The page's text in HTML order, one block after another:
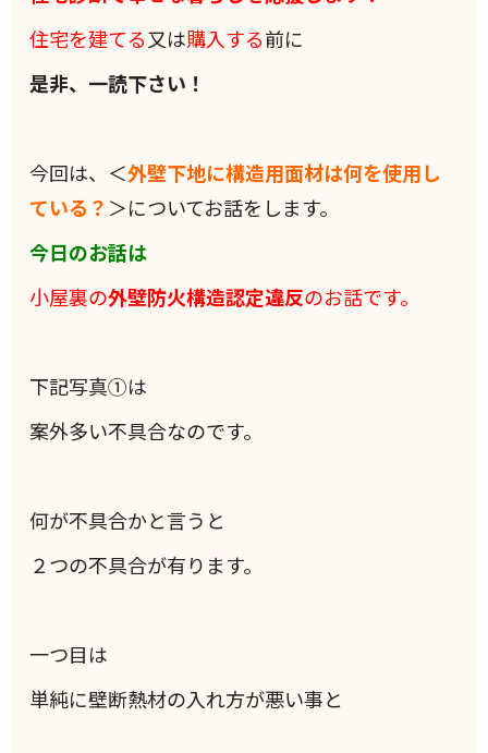
住宅を建てる又は購入する前に
是非、一読下さい！
今回は、＜外壁下地に構造用面材は何を使用し
ている？ ＞についてお話をします。
今日のお話は
小屋裏の外壁防火構造認定違反のお話です。
下記写真①は
案外多い不具合なのです。
何が不具合かと言うと
２つの不具合が有ります。
一つ目は
単純に壁断熱材の入れ方が悪い事と